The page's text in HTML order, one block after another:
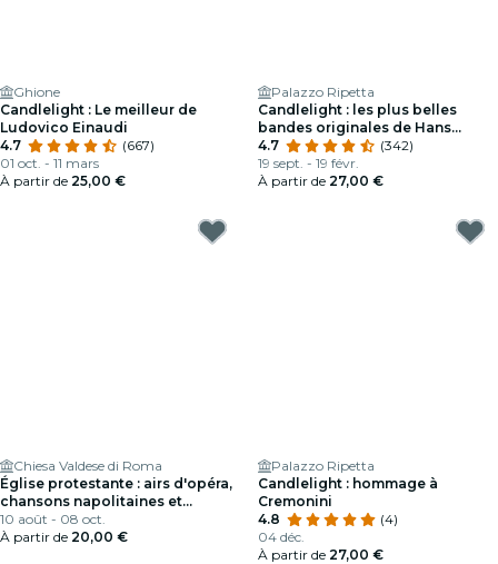
Ghione
Candlelight : Le meilleur de
Ludovico Einaudi
4.7
(667)
01 oct. - 11 mars
À partir de 25,00 €
Palazzo Ripetta
Candlelight : les plus belles
bandes originales de Hans
Zimmer à Palazzo Ripetta
4.7
(342)
19 sept. - 19 févr.
À partir de 27,00 €
Chiesa Valdese di Roma
Église protestante : airs d'opéra,
chansons napolitaines et
musique classique italienne
10 août - 08 oct.
À partir de 20,00 €
Palazzo Ripetta
Candlelight : hommage à
Cremonini
4.8
(4)
04 déc.
À partir de 27,00 €